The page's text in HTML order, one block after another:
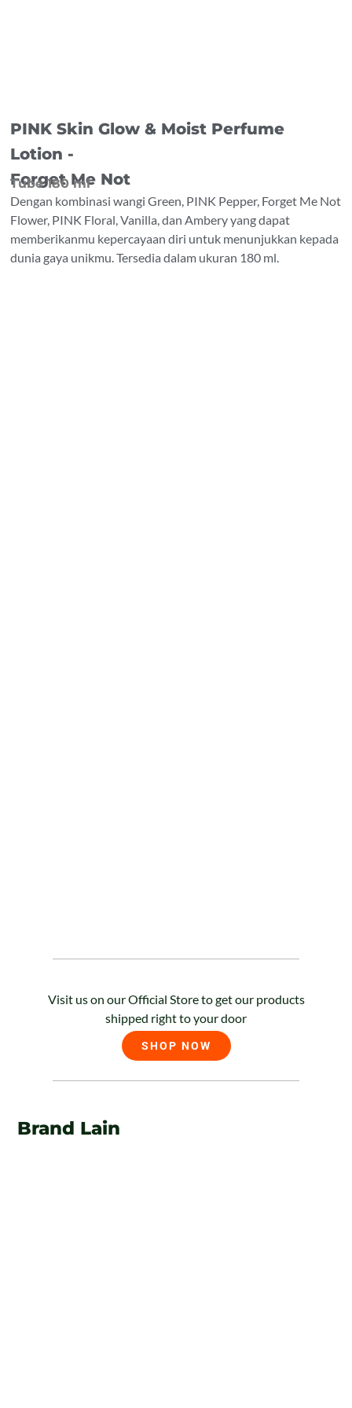
PINK Skin Glow & Moist Perfume
Lotion -
Forget Me Not
Tube 180 ml
Dengan kombinasi wangi Green, PINK Pepper, Forget Me Not
Flower, PINK Floral, Vanilla, dan Ambery yang dapat
memberikanmu kepercayaan diri untuk menunjukkan kepada
dunia gaya unikmu. Tersedia dalam ukuran 180 ml.
Visit us on our Official Store to get our products
shipped right to your door
SHOP NOW
Brand Lain